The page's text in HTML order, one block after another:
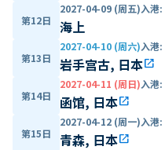
第12日
2027-04-09 (周五)入港:
海上
第13日
2027-04-10 (周六)入港:
岩手宫古, 日本open_in_new
第14日
2027-04-11 (周日)入港:
函馆, 日本open_in_new
第15日
2027-04-12 (周一)入港:
青森, 日本open_in_new